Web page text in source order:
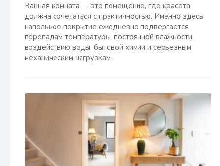
Ванная комната — это помещение, где красота
должна сочетаться с практичностью. Именно здесь
напольное покрытие ежедневно подвергается
перепадам температуры, постоянной влажности,
воздействию воды, бытовой химии и серьезным
механическим нагрузкам.